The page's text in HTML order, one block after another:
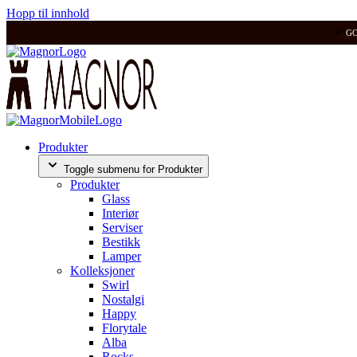
Hopp til innhold
Produkter
Toggle submenu for Produkter
Produkter
Glass
Interiør
Serviser
Bestikk
Lamper
Kolleksjoner
Swirl
Nostalgi
Happy
Florytale
Alba